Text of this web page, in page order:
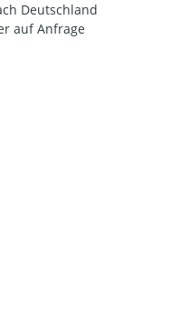
Deutschland
auf Anfrage